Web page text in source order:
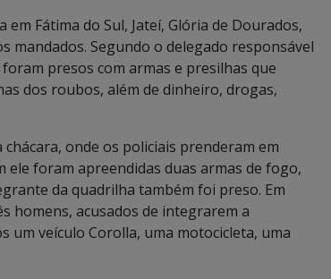
Fátima do Sul, Jateí, Glória de Dourados,
mandados. Segundo o delegado responsável
presos com armas e presilhas que
dos roubos, além de dinheiro, drogas,
onde os policiais prenderam em
ele foram apreendidas duas armas de fogo,
da quadrilha também foi preso. Em
homens, acusados de integrarem a
um veículo Corolla, uma motocicleta, uma